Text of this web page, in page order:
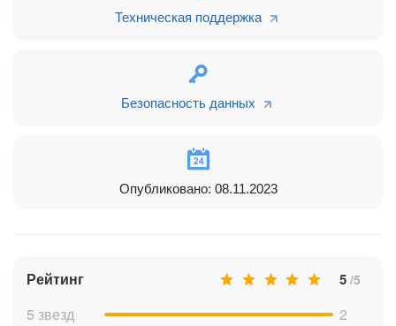
Далее рассмотрим элементы поля “Загрузка товарных
При нажатии на кнопку “Выберите файл” на вашем
компьютере будет открыт проводник - в нем вы ищете и
Техническая поддержка
Безопасность данных
Опубликовано: 08.11.2023
Рейтинг 5 /5
5 звезд
2